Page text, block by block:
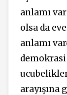
anlamı
olsa da
anlamı
arayışına